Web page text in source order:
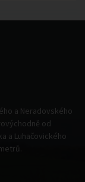
a Neradovského
od
a Luhačovického